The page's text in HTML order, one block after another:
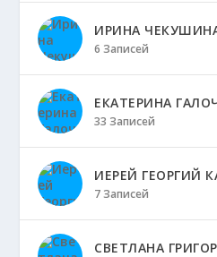
ИРИНА
6 Записей
ЕКАТЕРИНА
33 Записей
ИЕРЕЙ ГЕОРГИЙ
7 Записей
СВЕТЛАНА